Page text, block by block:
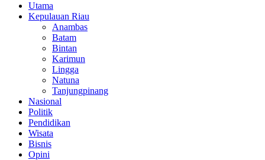
Utama
Kepulauan Riau
Anambas
Batam
Bintan
Karimun
Lingga
Natuna
Tanjungpinang
Nasional
Politik
Pendidikan
Wisata
Bisnis
Opini